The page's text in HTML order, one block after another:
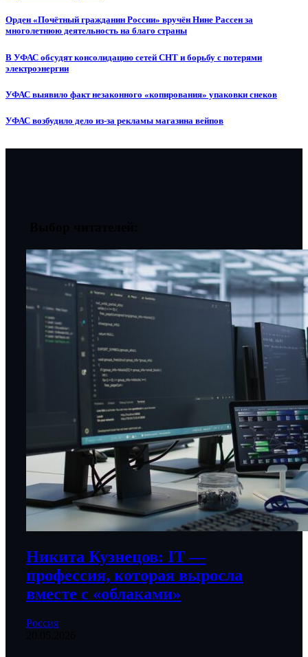
Орден «Почётный гражданин России» вручён Нине Рассен за
многолетнюю деятельность на благо страны
В УФАС обсудят консолидацию сетей СНТ и борьбу с потерями
электроэнергии
УФАС выявило факт незаконного «копирования» упаковки снеков
УФАС возбудило дело из-за рекламы магазина вейпов
Никита Кузнецов: IT —
профессия, которая выросла
вместе с «облаками»
Россия